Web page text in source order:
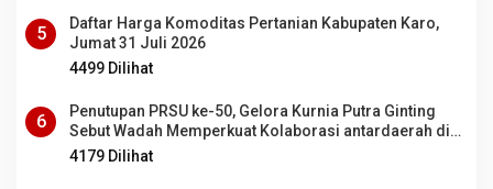
5
Daftar Harga Komoditas Pertanian Kabupaten Karo,
Jumat 31 Juli 2026
4499 Dilihat
6
Penutupan PRSU ke-50, Gelora Kurnia Putra Ginting
Sebut Wadah Memperkuat Kolaborasi antardaerah di
Sumut
4179 Dilihat